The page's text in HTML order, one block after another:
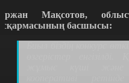
Мақсотов,
басшысы: